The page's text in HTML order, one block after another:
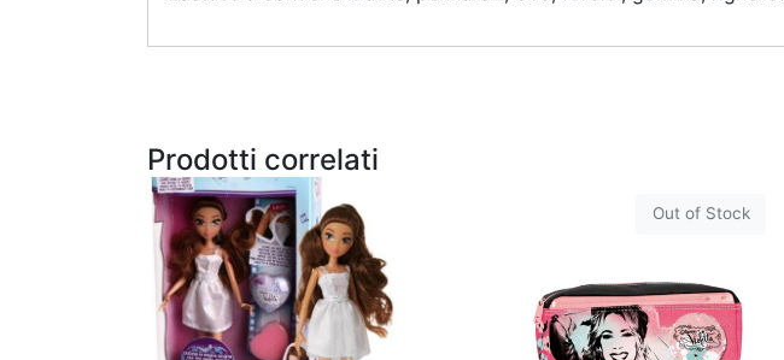
Prodotti correlati
Out of Stock